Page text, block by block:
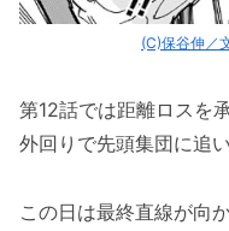
(C)保谷伸／
第12話では距離ロスを
外回りで先頭集団に追
この日は最終直線が向